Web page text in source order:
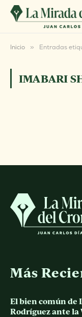
Inicio » Entradas
IMABARI
Más
El bien común de
Rodríguez ante la